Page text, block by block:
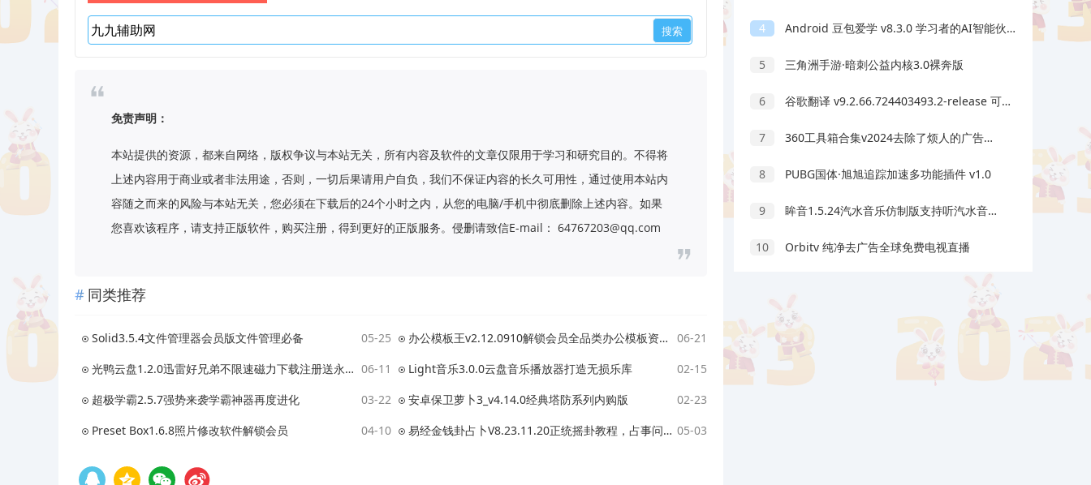
免责声明：
本站提供的资源，都来自网络，版权争议与本站无关，所有内容及软件的文章仅限用于学习和研究目的。不得将
上述内容用于商业或者非法用途，否则，一切后果请用户自负，我们不保证内容的长久可用性，通过使用本站内
容随之而来的风险与本站无关，您必须在下载后的24个小时之内，从您的电脑/手机中彻底删除上述内容。如果
您喜欢该程序，请支持正版软件，购买注册，得到更好的正版服务。侵删请致信E-mail： 64767203@qq.com
同类推荐
Solid3.5.4文件管理器会员版文件管理必备 05-25 办公模板王v2.12.0910解锁会员全品类办公模板资源下载
06-21
光鸭云盘1.2.0迅雷好兄弟不限速磁力下载注册送永久2 T 06-11 Light音乐3.0.0云盘音乐播放器打造无损乐库
02-15
超极学霸2.5.7强势来袭学霸神器再度进化
03-22 安卓保卫萝卜3_v4.14.0经典塔防系列内购版
02-23
Preset Box1.6.8照片修改软件解锁会员
04-10 易经金钱卦占卜V8.23.11.20正统摇卦教程，占事问吉凶 05-03
4 Android 豆包爱学 v8.3.0 学习者的AI智能伙伴
5 三角洲手游·暗刺公益内核3.0裸奔版
6 谷歌翻译 v9.2.66.724403493.2-release 可离线翻译免费版
7 360工具箱合集v2024去除了烦人的广告内置39个工具
8 PUBG国体·旭旭追踪加速多功能插件 v1.0
9 眸音1.5.24汽水音乐仿制版支持听汽水音乐VIP歌曲
10 Orbitv 纯净去广告全球免费电视直播